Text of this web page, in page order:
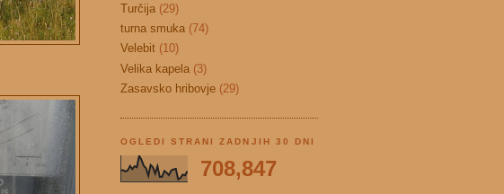
Turčija (29)
turna smuka (74)
Velebit (10)
Velika kapela (3)
Zasavsko hribovje (29)
OGLEDI STRANI ZADNJIH 30 DNI
708,847